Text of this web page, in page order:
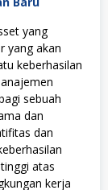
yang
yang akan
keberhasilan
sebuah
dan
dan
atas
kerja